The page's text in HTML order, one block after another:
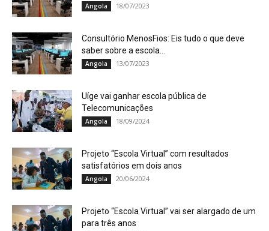
Angola 18/07/2023
Consultório MenosFios: Eis tudo o que deve
saber sobre a escola...
Angola 13/07/2023
Uíge vai ganhar escola pública de
Telecomunicações
Angola 18/09/2024
Projeto “Escola Virtual” com resultados
satisfatórios em dois anos
Angola 20/06/2024
Projeto “Escola Virtual” vai ser alargado de um
para três anos